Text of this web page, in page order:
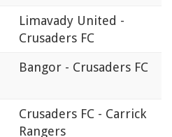
Limavady United -
Crusaders FC
Bangor - Crusaders FC
Crusaders FC - Carrick
Rangers